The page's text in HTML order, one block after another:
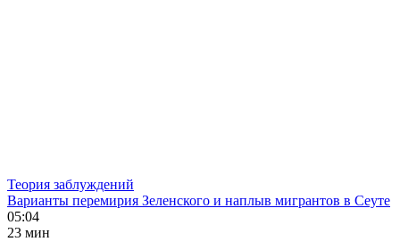
Теория заблуждений
Варианты перемирия Зеленского и наплыв мигрантов в Сеуте
05:04
23 мин